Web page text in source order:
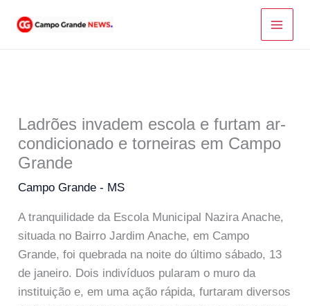
para
Ladrões invadem escola e furtam ar-
condicionado e torneiras em Campo
Grande
Campo Grande - MS
A tranquilidade da Escola Municipal Nazira Anache,
situada no Bairro Jardim Anache, em Campo
Grande, foi quebrada na noite do último sábado, 13
de janeiro. Dois indivíduos pularam o muro da
instituição e, em uma ação rápida, furtaram diversos